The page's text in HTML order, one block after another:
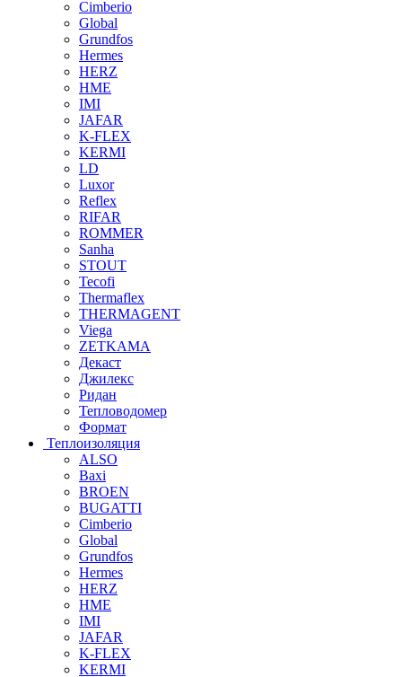
Cimberio
Global
Grundfos
Hermes
HERZ
HME
IMI
JAFAR
K-FLEX
KERMI
LD
Luxor
Reflex
RIFAR
ROMMER
Sanha
STOUT
Tecofi
Thermaflex
THERMAGENT
Viega
ZETKAMA
Декаст
Джилекс
Ридан
Тепловодомер
Формат
Теплоизоляция
ALSO
Baxi
BROEN
BUGATTI
Cimberio
Global
Grundfos
Hermes
HERZ
HME
IMI
JAFAR
K-FLEX
KERMI